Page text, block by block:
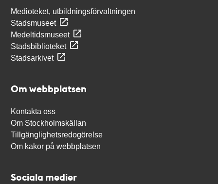
Medioteket, utbildningsförvaltningen
Stadsmuseet
Medeltidsmuseet
Stadsbiblioteket
Stadsarkivet
Om webbplatsen
Kontakta oss
Om Stockholmskällan
Tillgänglighetsredogörelse
Om kakor på webbplatsen
Sociala medier